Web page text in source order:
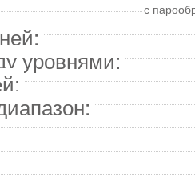
с
уровнями: